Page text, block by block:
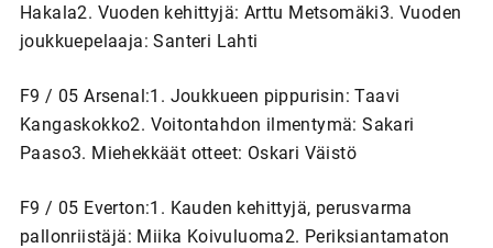
Hakala2. Vuoden kehittyjä: Arttu Metsomäki3. Vuoden
joukkuepelaaja: Santeri Lahti
F9 / 05 Arsenal:1. Joukkueen pippurisin: Taavi
Kangaskokko2. Voitontahdon ilmentymä: Sakari
Paaso3. Miehekkäät otteet: Oskari Väistö
F9 / 05 Everton:1. Kauden kehittyjä, perusvarma
pallonriistäjä: Miika Koivuluoma2. Periksiantamaton